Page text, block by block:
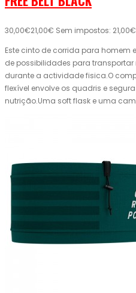
30,00€21,00€ Sem impostos: 21,00€
Este cinto de corrida para homem
de possibilidades para transportar
durante a actividade fisica.O
flexível envolve os quadris e
nutrição.Uma soft flask e uma